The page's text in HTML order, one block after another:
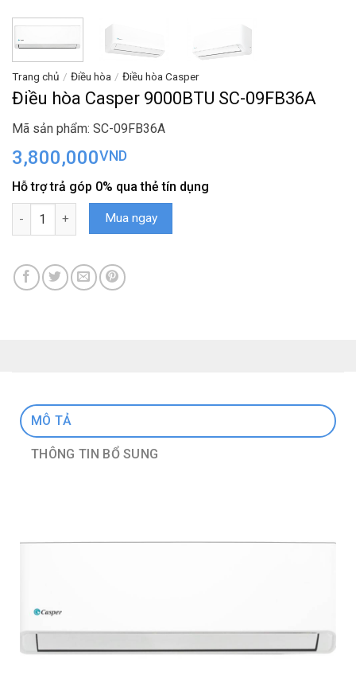
Trang chủ / Điều hòa / Điều hòa Casper
Điều hòa Casper 9000BTU SC-09FB36A
Mã sản phẩm: SC-09FB36A
3,800,000VND
Hỗ trợ trả góp 0% qua thẻ tín dụng
Điều hòa Casper 9000BTU SC-09FB36A số lượng
Mua ngay
MÔ TẢ
THÔNG TIN BỔ SUNG